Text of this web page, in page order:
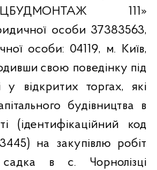
111»
особи 37383563,
особи: 04119, м. Київ,
свою поведінку під
у відкритих торгах, які
будівництва в
(ідентифікаційний код
на закупівлю робіт
садка в с. Чорнолізці